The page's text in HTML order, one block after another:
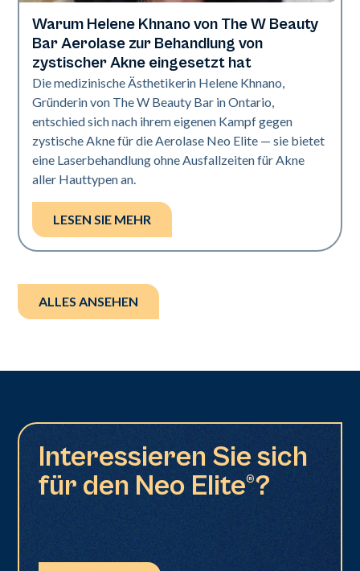
Neo Elite
Warum Helene Khnano von The W Beauty
Bar Aerolase zur Behandlung von
zystischer Akne eingesetzt hat
Die medizinische Ästhetikerin Helene Khnano,
Gründerin von The W Beauty Bar in Ontario,
entschied sich nach ihrem eigenen Kampf gegen
zystische Akne für die Aerolase Neo Elite — sie bietet
eine Laserbehandlung ohne Ausfallzeiten für Akne
aller Hauttypen an.
LESEN SIE MEHR
ALLES ANSEHEN
Interessieren Sie sich
für den Neo Elite®?